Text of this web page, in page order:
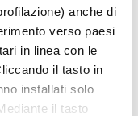
anche di
verso paesi
in linea con le
il tasto in
installati solo
il tasto